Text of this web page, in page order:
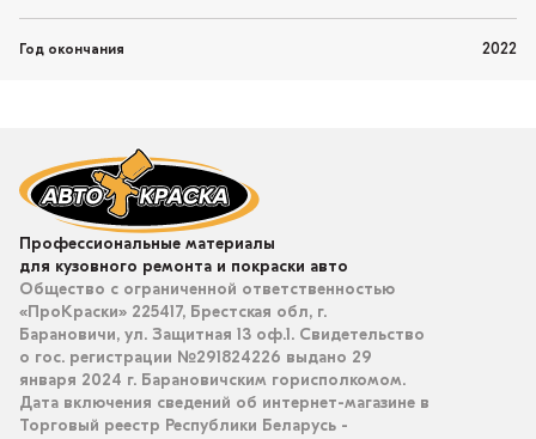
Год окончания 2022
Профессиональные материалы
для кузовного ремонта и покраски авто
Общество с ограниченной ответственностью
«ПроКраски» 225417, Брестская обл, г.
Барановичи, ул. Защитная 13 оф.1. Свидетельство
о гос. регистрации №291824226 выдано 29
января 2024 г. Барановичским горисполкомом.
Дата включения сведений об интернет-магазине в
Торговый реестр Республики Беларусь -